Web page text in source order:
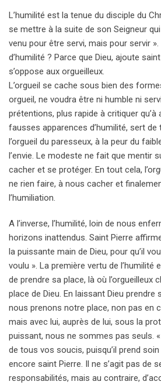
L’humilité est la tenue du disciple du
se mettre à la suite de son Seigneur
venu pour être servi, mais pour servir
d’humilité ? Parce que Dieu, ajoute
s’oppose aux orgueilleux.
L’orgueil se cache sous bien des
orgueil, ne voudra être ni humble ni
prétentions, plus rapide à critiquer qu’à
fausses apparences d’humilité, sert
l’orgueil du paresseux, à la peur du
l’envie. Le modeste ne fait que mentir
cacher et se protéger. En tout cela,
ne rien faire, à nous cacher et
l’humiliation.
A l’inverse, l’humilité, loin de nous
horizons inattendus. Saint Pierre
la puissante main de Dieu, pour qu’il
voulu ». La première vertu de l’humilité
de prendre sa place, là où l’orgueilleux
place de Dieu. En laissant Dieu prendre
nous prenons notre place, non pas en
mais avec lui, auprès de lui, sous la
puissant, nous ne sommes pas seuls.
de tous vos soucis, puisqu’il prend
encore saint Pierre. Il ne s’agit pas de
responsabilités, mais au contraire,